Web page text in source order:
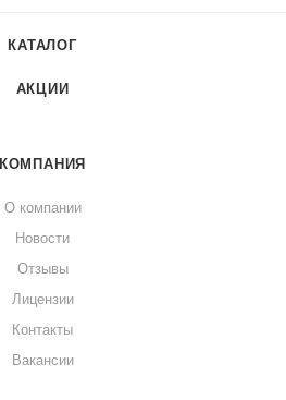
КАТАЛОГ
АКЦИИ
КОМПАНИЯ
О компании
Новости
Отзывы
Лицензии
Контакты
Вакансии